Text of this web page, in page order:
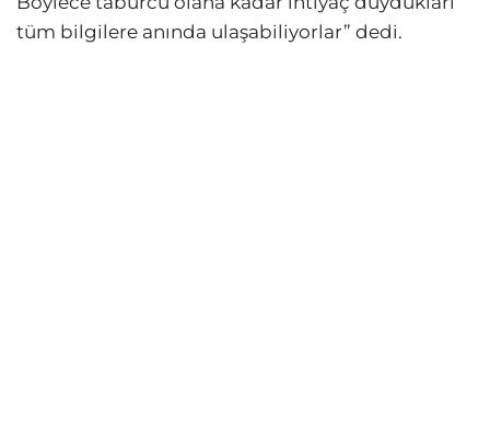
tüm bilgilere anında ulaşabiliyorlar” dedi.